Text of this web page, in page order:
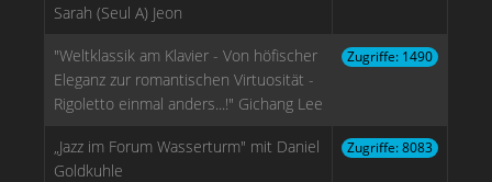
Sarah (Seul A) Jeon
"Weltklassik am Klavier - Von höfischer
Eleganz zur romantischen Virtuosität -
Rigoletto einmal anders...!" Gichang Lee
Zugriffe: 1490
„Jazz im Forum Wasserturm" mit Daniel
Goldkuhle
Zugriffe: 8083